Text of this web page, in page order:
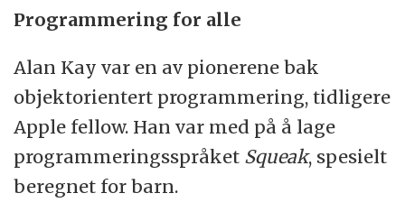
Programmering for alle
Alan Kay var en av pionerene bak
objektorientert programmering, tidligere
Apple fellow. Han var med på å lage
programmeringsspråket Squeak, spesielt
beregnet for barn.